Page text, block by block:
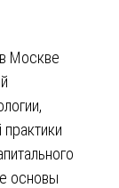
Москве
основы